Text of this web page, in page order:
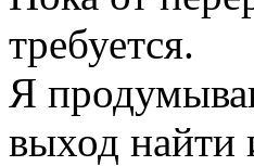
требуется.
Я
выход найти